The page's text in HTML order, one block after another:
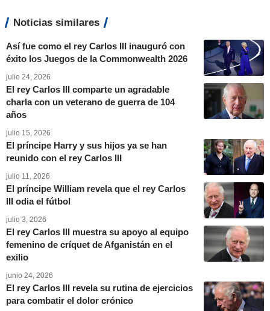
Noticias similares
Así fue como el rey Carlos III inauguró con
éxito los Juegos de la Commonwealth 2026
julio 24, 2026
El rey Carlos III comparte un agradable
charla con un veterano de guerra de 104
años
julio 15, 2026
El príncipe Harry y sus hijos ya se han
reunido con el rey Carlos III
julio 11, 2026
El príncipe William revela que el rey Carlos
III odia el fútbol
julio 3, 2026
El rey Carlos III muestra su apoyo al equipo
femenino de críquet de Afganistán en el
exilio
junio 24, 2026
El rey Carlos III revela su rutina de ejercicios
para combatir el dolor crónico